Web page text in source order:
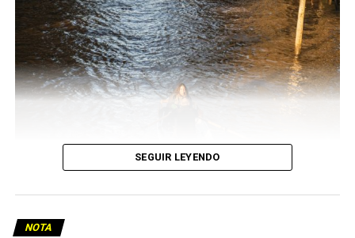
SEGUIR LEYENDO
NOTA